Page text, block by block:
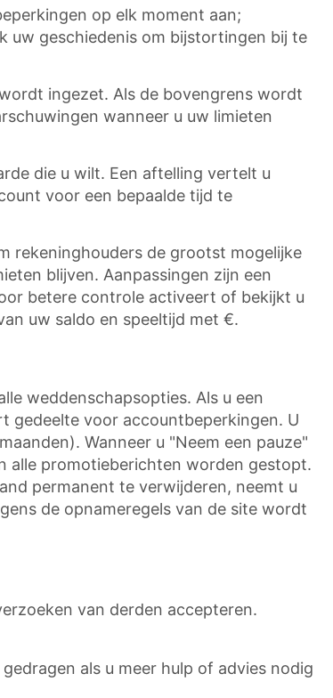
op elk moment aan;
uw geschiedenis om bijstortingen bij te
ingezet. Als de bovengrens wordt
wanneer u uw limieten
die u wilt. Een aftelling vertelt u
voor een bepaalde tijd te
rekeninghouders de grootst mogelijke
blijven. Aanpassingen zijn een
betere controle activeert of bekijkt u
uw saldo en speeltijd met €.
weddenschapsopties. Als u een
gedeelte voor accountbeperkingen. U
Wanneer u "Neem een pauze"
alle promotieberichten worden gestopt.
permanent te verwijderen, neemt u
de opnameregels van de site wordt
van derden accepteren.
als u meer hulp of advies nodig